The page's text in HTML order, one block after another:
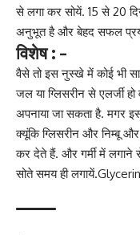
से लगा कर सोयें. 15 से 20
अनुभूत है और बेहद सफल
विशेष : –
वैसे तो इस नुस्खे में कोई भी
जल या ग्लिसरीन से एलर्जी
अपनाया जा सकता है. मगर
क्यूंकिग्लिसरीन और निम्बू
कर देते हैं. और गर्मी में लगाने
सोते समय ही लगायें.Glycerin